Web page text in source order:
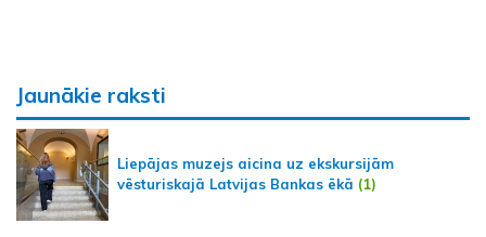
Jaunākie raksti
Liepājas muzejs aicina uz ekskursijām
vēsturiskajā Latvijas Bankas ēkā (1)